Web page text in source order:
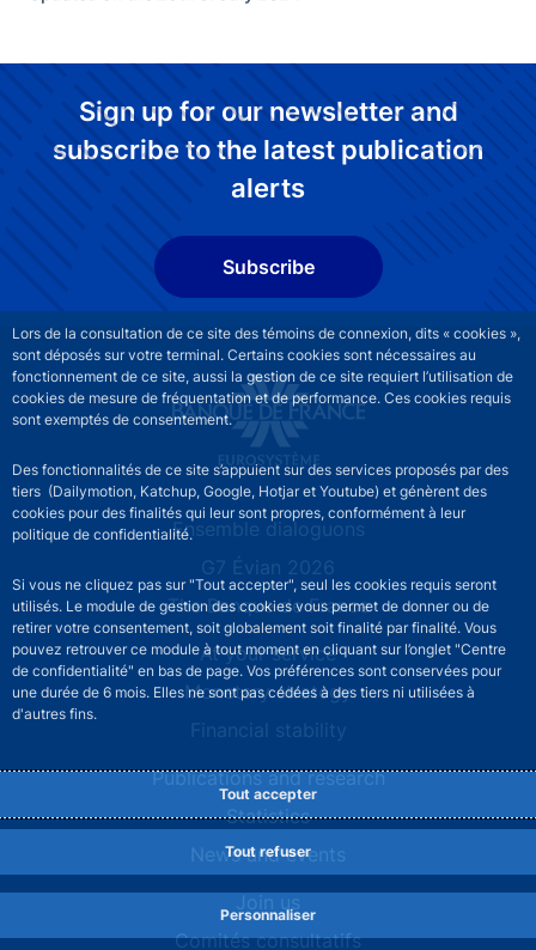
Lors de la consultation de ce site des témoins de connexion, dits « cookies »,
sont déposés sur votre terminal. Certains cookies sont nécessaires au
fonctionnement de ce site, aussi la gestion de ce site requiert l’utilisation de
cookies de mesure de fréquentation et de performance. Ces cookies requis
sont exemptés de consentement.
Des fonctionnalités de ce site s’appuient sur des services proposés par des
tiers (Dailymotion, Katchup, Google, Hotjar et Youtube) et génèrent des
cookies pour des finalités qui leur sont propres, conformément à leur
politique de confidentialité.
Si vous ne cliquez pas sur "Tout accepter", seul les cookies requis seront
utilisés. Le module de gestion des cookies vous permet de donner ou de
retirer votre consentement, soit globalement soit finalité par finalité. Vous
pouvez retrouver ce module à tout moment en cliquant sur l’onglet "Centre
de confidentialité" en bas de page. Vos préférences sont conservées pour
une durée de 6 mois. Elles ne sont pas cédées à des tiers ni utilisées à
d'autres fins.
Tout accepter
Tout refuser
Personnaliser
Sign up for our newsletter and
subscribe to the latest publication
alerts
Subscribe
Site navigation Ensemble dialoguons
G7 Évian 2026
The Banque de France
At your service
Monetary strategy
Financial stability
Publications and research
Statistics
News and events
Join us
Comités consultatifs